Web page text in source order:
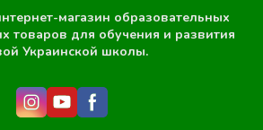
магазин образовательных
товаров для обучения и развития
Украинской школы.